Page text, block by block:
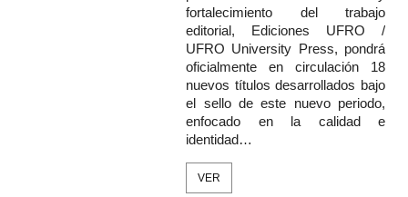
fortalecimiento del trabajo
editorial, Ediciones UFRO /
UFRO University Press, pondrá
oficialmente en circulación 18
nuevos títulos desarrollados bajo
el sello de este nuevo periodo,
enfocado en la calidad e
identidad…
VER